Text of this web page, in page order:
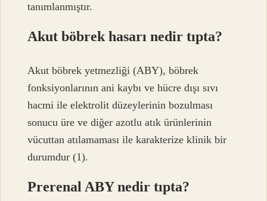
tanımlanmıştır.
Akut böbrek hasarı nedir tıpta?
Akut böbrek yetmezliği (ABY), böbrek
fonksiyonlarının ani kaybı ve hücre dışı sıvı
hacmi ile elektrolit düzeylerinin bozulması
sonucu üre ve diğer azotlu atık ürünlerinin
vücuttan atılamaması ile karakterize klinik bir
durumdur (1).
Prerenal ABY nedir tıpta?